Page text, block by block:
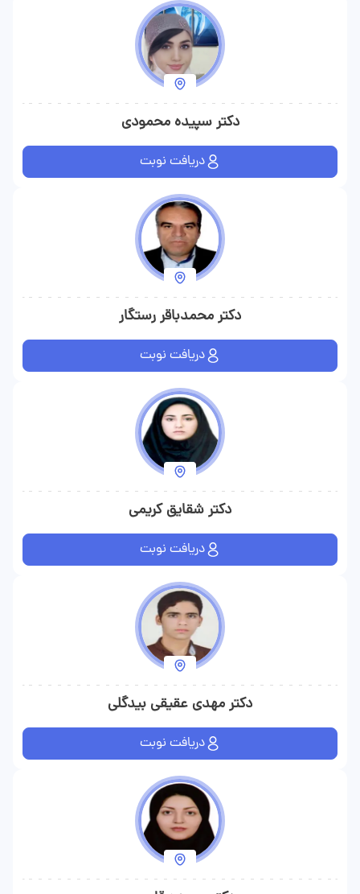
دکتر سپیده محمودی
دریافت نوبت
دکتر محمدباقر رستگار
دریافت نوبت
دکتر شقایق کریمی
دریافت نوبت
دکتر مهدی عقیقی بیدگلی
دریافت نوبت